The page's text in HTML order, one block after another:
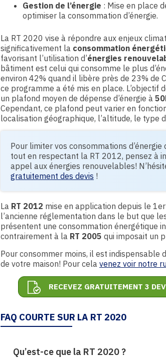
Gestion de l’énergie : Mise en place
optimiser la consommation d’énergie.
La RT 2020 vise à répondre aux enjeux
significativement la consommation
favorisant l’utilisation d’énergies
bâtiment est celui qui consomme le plus
environ 42% quand il libère près de 23% de
ce programme a été mis en place. L’objectif
un plafond moyen de dépense d’énergie à
Cependant, ce plafond peut varier en
localisation géographique, l’altitude, le type
Pour limiter vos consommations
tout en respectant la RT 2012, pensez à
appel aux énergies renouvelables!
gratuitement des devis !
La RT 2012 mise en application depuis le
l’ancienne réglementation dans le but que
présentent une consommation énergétique
contrairement à la RT 2005 qui imposait un
Pour consommer moins, il est indispensable
de votre maison! Pour cela venez voir notre
RECEVEZ GRATUITEMENT 3
FAQ COURTE SUR LA RT 2020
Qu’est-ce que la RT 2020 ?